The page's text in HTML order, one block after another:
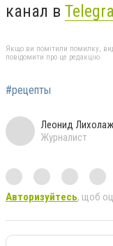
канал в
Якщо ви помітили помилку,
повідомити про це редакцію
#рецепты
Леонид
Журналист
Авторизуйтесь, щоб